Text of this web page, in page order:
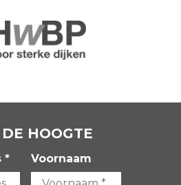
HOOGTE
* Voornaam